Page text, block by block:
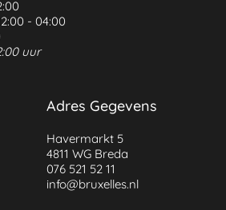
- 04:00
uur
Adres Gegevens
Havermarkt 5
4811 WG Breda
076 521 52 11
info@bruxelles.nl